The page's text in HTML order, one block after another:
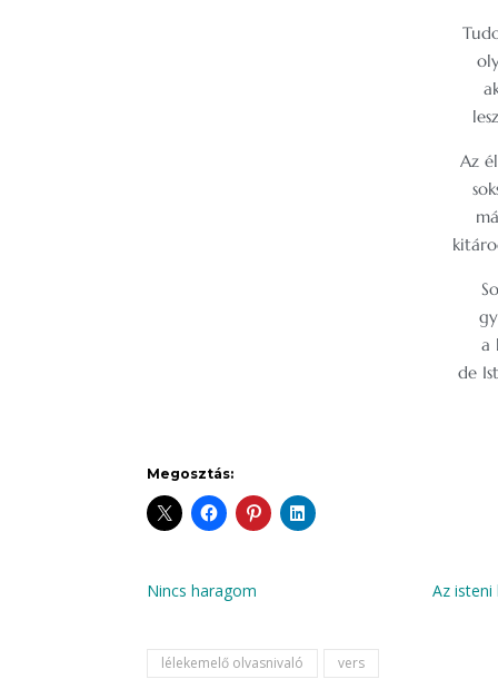
Az
a
de
Megosztás:
Nincs haragom Az isteni
lélekemelő olvasnivaló vers